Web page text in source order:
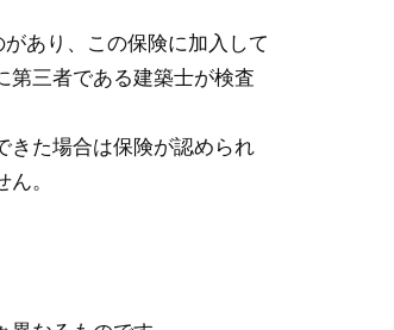
あり、この保険に加入して
第三者である建築士が検査
きた場合は保険が認められ
。